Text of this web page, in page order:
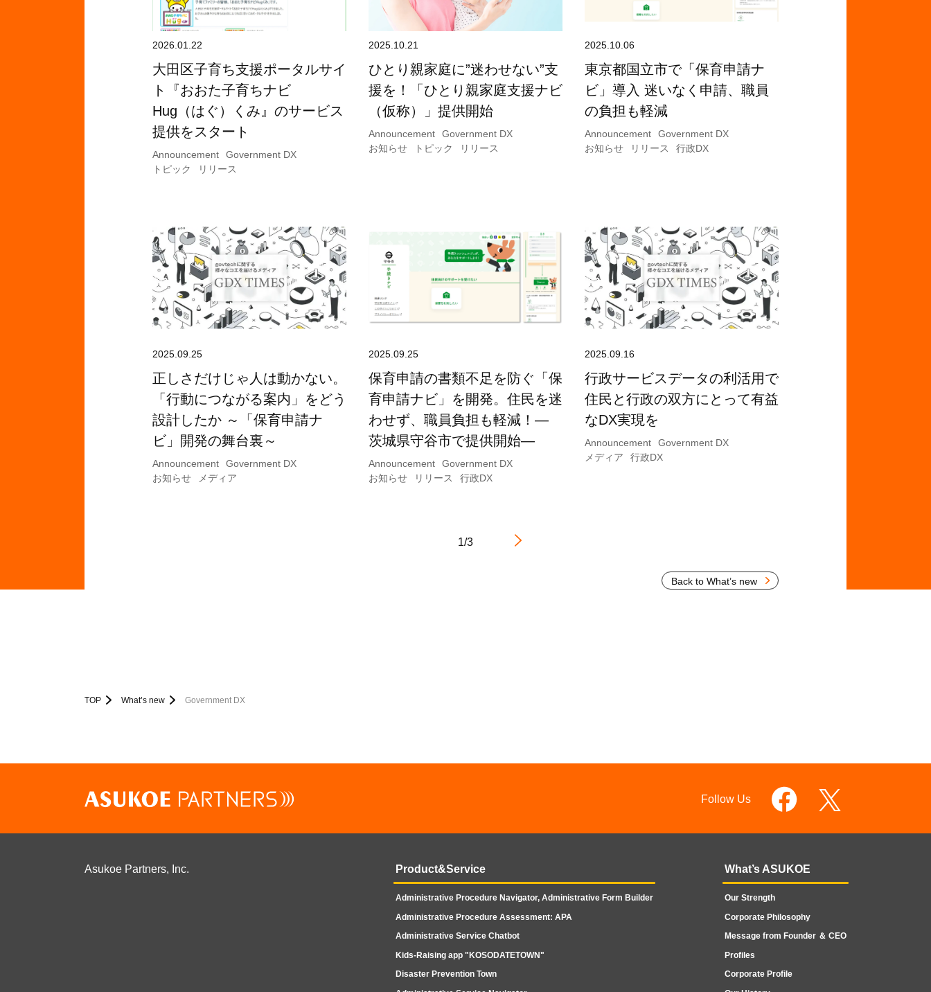
2026.01.22
大田区子育ち支援ポータルサイ
ト『おおた子育ちナビ
Hug（はぐ）くみ』のサービス
提供をスタート
Announcement
Government DX
トピック
リリース
2025.10.21
ひとり親家庭に”迷わせない”支
援を！「ひとり親家庭支援ナビ
（仮称）」提供開始
Announcement
Government DX
お知らせ
トピック リリース
2025.10.06
東京都国立市で「保育申請ナ
ビ」導入 迷いなく申請、職員
の負担も軽減
Announcement
Government DX
お知らせ
リリース 行政DX
2025.09.25
正しさだけじゃ人は動かない。
「行動につながる案内」をどう
設計したか ～「保育申請ナ
ビ」開発の舞台裏～
Announcement
Government DX
お知らせ
メディア
2025.09.25
保育申請の書類不足を防ぐ「保
育申請ナビ」を開発。住民を迷
わせず、職員負担も軽減！―
茨城県守谷市で提供開始―
Announcement
Government DX
お知らせ
リリース 行政DX
2025.09.16
行政サービスデータの利活用で
住民と行政の双方にとって有益
なDX実現を
Announcement
Government DX
メディア
行政DX
1/3
Back to What’s new
TOP What’s new Government DX
Asukoe Partners, Inc. Product&Service
Administrative Procedure Navigator, Administrative Form Builder
Administrative Procedure Assessment: APA
Administrative Service Chatbot
Kids-Raising app "KOSODATETOWN"
Disaster Prevention Town
What’s ASUKOE
Our Strength
Corporate Philosophy
Message from Founder ＆ CEO
Profiles
Corporate Profile
Follow Us